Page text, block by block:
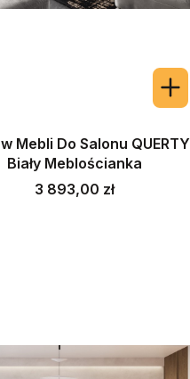
Mebli Do Salonu QUERTY
Biały Meblościanka
Cena
3 893,00 zł